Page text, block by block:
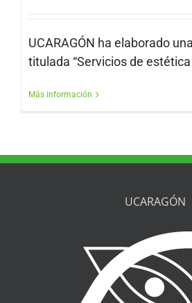
UCARAGÓN ha elaborado
titulada “Servicios de estética
Más información
UCARAGÓN